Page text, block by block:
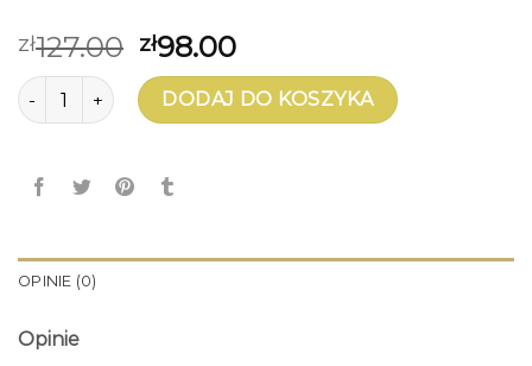
zł127.00 zł98.00
ilość złote kolczyki dla dzieckaDODAJ DO KOSZYKA
OPINIE (0)
Opinie